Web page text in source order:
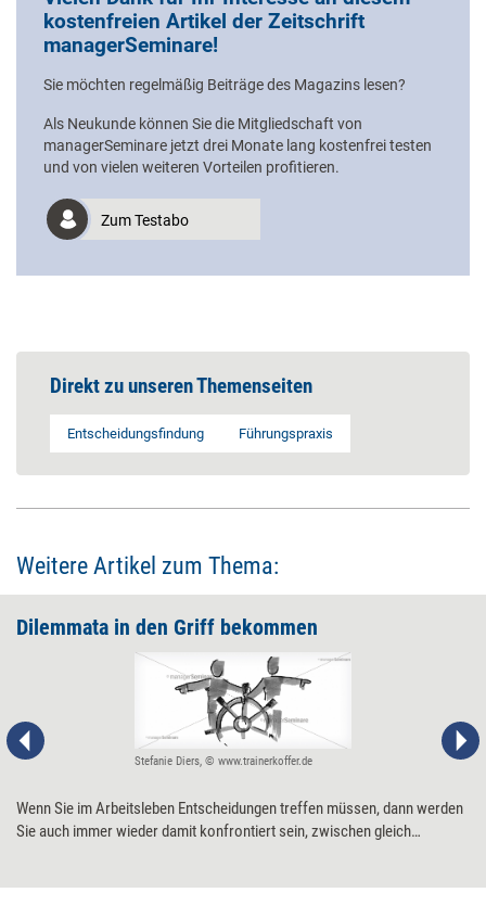
kostenfreien Artikel der Zeitschrift
managerSeminare!
Sie möchten regelmäßig Beiträge des Magazins lesen?
Als Neukunde können Sie die Mitgliedschaft von
managerSeminare jetzt drei Monate lang kostenfrei testen
und von vielen weiteren Vorteilen profitieren.
Zum Testabo
Direkt zu unseren Themenseiten
Entscheidungsfindung Führungspraxis
Weitere Artikel zum Thema:
Dilemmata in den Griff bekommen
Stefanie Diers, © www.trainerkoffer.de
Wenn Sie im Arbeitsleben Entscheidungen treffen müssen, dann werden
Sie auch immer wieder damit konfrontiert sein, zwischen gleich